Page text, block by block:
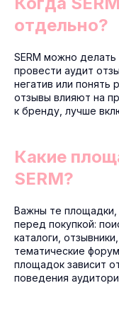
отдельно?
SERM можно
провести аудит
негатив или понять
отзывы влияют на
к бренду, лучше
Какие
SERM?
Важны те площадки,
перед покупкой:
каталоги,
тематические
площадок зависит
поведения